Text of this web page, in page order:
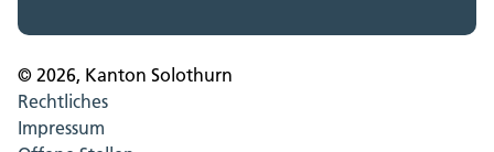
© 2026, Kanton Solothurn
Rechtliches
Impressum